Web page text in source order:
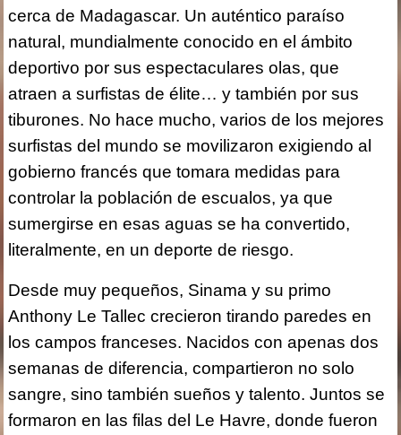
cerca de Madagascar. Un auténtico paraíso
natural, mundialmente conocido en el ámbito
deportivo por sus espectaculares olas, que
atraen a surfistas de élite… y también por sus
tiburones. No hace mucho, varios de los mejores
surfistas del mundo se movilizaron exigiendo al
gobierno francés que tomara medidas para
controlar la población de escualos, ya que
sumergirse en esas aguas se ha convertido,
literalmente, en un deporte de riesgo.
Desde muy pequeños, Sinama y su primo
Anthony Le Tallec crecieron tirando paredes en
los campos franceses. Nacidos con apenas dos
semanas de diferencia, compartieron no solo
sangre, sino también sueños y talento. Juntos se
formaron en las filas del Le Havre, donde fueron